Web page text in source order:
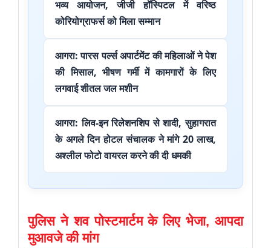
भव्य आयोजन, जीजी हॉस्पिटल में वरिष्ठ
कोरियोग्राफर्स को मिला सम्मान
आगरा: पारस पर्ल्स अपार्टमेंट की महिलाओं ने पेश
की मिसाल, भीषण गर्मी में कामगारों के लिए
लगवाई शीतल जल मशीन
आगरा: लिव-इन रिलेशनशिप से शादी, सुहागरात
के अगले दिन होटल संचालक ने मांगे 20 लाख,
अश्लील फोटो वायरल करने की दी धमकी
पुलिस ने शव पोस्टमार्टम के लिए भेजा, आपदा
मुआवजे की मांग